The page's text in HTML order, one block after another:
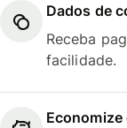
Dados de
Receba
facilidade.
Economize